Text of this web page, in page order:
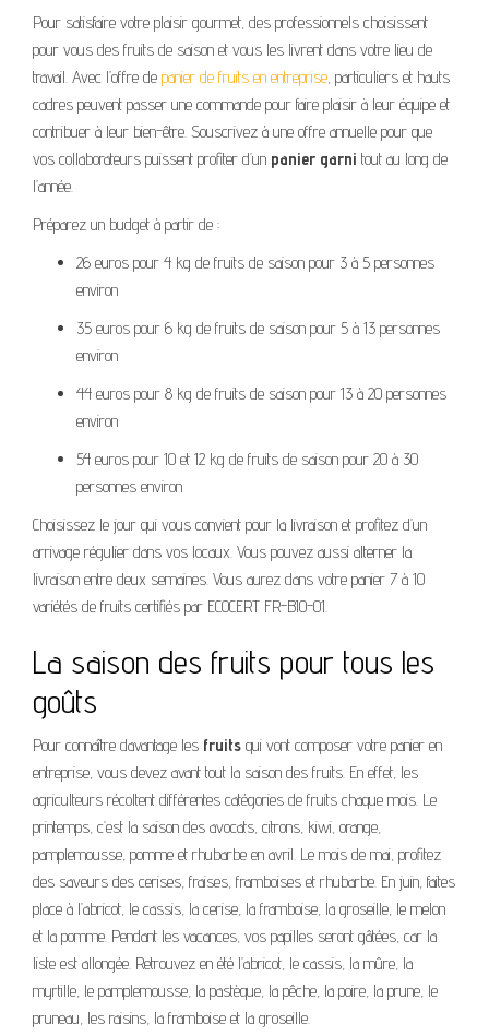
Pour satisfaire votre plaisir gourmet, des professionnels choisissent
pour vous des fruits de saison et vous les livrent dans votre lieu de
travail. Avec l’offre de panier de fruits en entreprise, particuliers et hauts
cadres peuvent passer une commande pour faire plaisir à leur équipe et
contribuer à leur bien-être. Souscrivez à une offre annuelle pour que
vos collaborateurs puissent profiter d’un panier garni tout au long de
l’année.
Préparez un budget à partir de :
26 euros pour 4 kg de fruits de saison pour 3 à 5 personnes
environ
35 euros pour 6 kg de fruits de saison pour 5 à 13 personnes
environ
44 euros pour 8 kg de fruits de saison pour 13 à 20 personnes
environ
54 euros pour 10 et 12 kg de fruits de saison pour 20 à 30
personnes environ
Choisissez le jour qui vous convient pour la livraison et profitez d’un
arrivage régulier dans vos locaux. Vous pouvez aussi alterner la
livraison entre deux semaines. Vous aurez dans votre panier 7 à 10
variétés de fruits certifiés par ECOCERT FR-BIO-01.
La saison des fruits pour tous les
goûts
Pour connaître davantage les fruits qui vont composer votre panier en
entreprise, vous devez avant tout la saison des fruits. En effet, les
agriculteurs récoltent différentes catégories de fruits chaque mois. Le
printemps, c’est la saison des avocats, citrons, kiwi, orange,
pamplemousse, pomme et rhubarbe en avril. Le mois de mai, profitez
des saveurs des cerises, fraises, framboises et rhubarbe. En juin, faites
place à l’abricot, le cassis, la cerise, la framboise, la groseille, le melon
et la pomme. Pendant les vacances, vos papilles seront gâtées, car la
liste est allongée. Retrouvez en été l’abricot, le cassis, la mûre, la
myrtille, le pamplemousse, la pastèque, la pêche, la poire, la prune, le
pruneau, les raisins, la framboise et la groseille.